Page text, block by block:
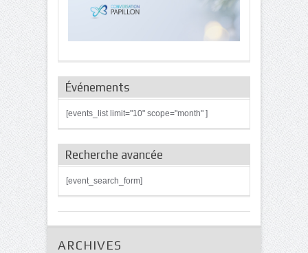
Événements
[events_list limit="10" scope="month" ]
Recherche avancée
[event_search_form]
ARCHIVES